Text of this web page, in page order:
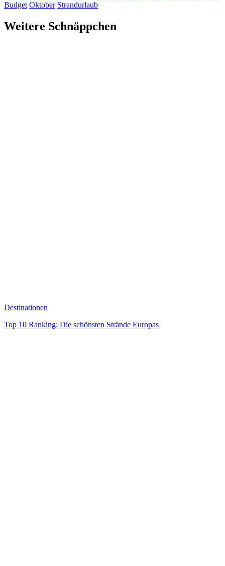
Budget Oktober Strandurlaub
Weitere Schnäppchen
Destinationen
Top 10 Ranking: Die schönsten Strände Europas